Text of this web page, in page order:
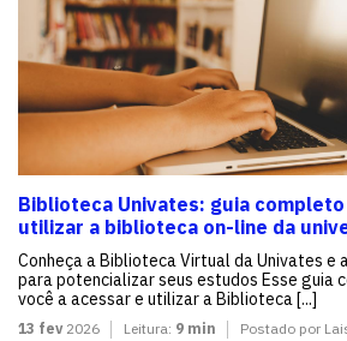
Biblioteca Univates: guia
utilizar a biblioteca on-line da
Conheça a Biblioteca Virtual da Univates
para potencializar seus estudos Esse guia
você a acessar e utilizar a Biblioteca [...]
13 fev2026 Leitura: 9 min Postado por